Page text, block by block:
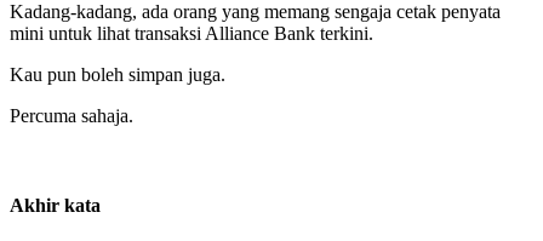
Kadang-kadang, ada orang yang memang sengaja cetak penyata
mini untuk lihat transaksi Alliance Bank terkini.
Kau pun boleh simpan juga.
Percuma sahaja.
Akhir kata